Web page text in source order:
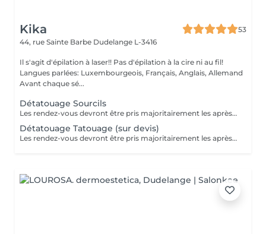
Kika
53
44, rue Sainte Barbe Dudelange L-3416
Il s'agit d'épilation à laser!! Pas d'épilation à la cire ni au fil!
Langues parlées: Luxembourgeois, Français, Anglais, Allemand
Avant chaque sé...
Détatouage Sourcils
Les rendez-vous devront être pris majoritairement les après-midis. Les rendez-vous se feront donc par appel téléphonique ou sms Merci
Détatouage Tatouage (sur devis)
Les rendez-vous devront être pris majoritairement les après-midis. Les rendez-vous se feront donc par appel téléphonique ou sms Merci